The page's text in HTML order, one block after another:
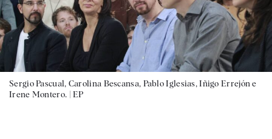
Sergio Pascual, Carolina Bescansa, Pablo Iglesias, Iñigo Errejón e
Irene Montero. |EP